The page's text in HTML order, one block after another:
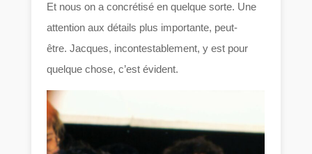
Et nous on a concrétisé en quelque sorte. Une
attention aux détails plus importante, peut-
être. Jacques, incontestablement, y est pour
quelque chose, c’est évident.